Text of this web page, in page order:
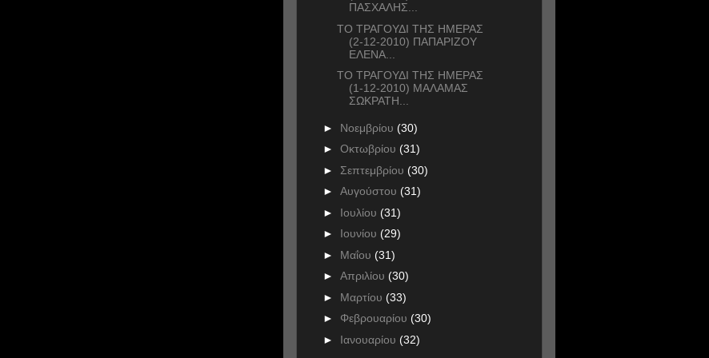
ΠΑΣΧΑΛΗΣ...
TO ΤΡΑΓΟΥΔΙ ΤΗΣ ΗΜΕΡΑΣ
(2-12-2010) ΠΑΠΑΡΙΖΟΥ
ΕΛΕΝΑ...
ΤΟ ΤΡΑΓΟΥΔΙ ΤΗΣ ΗΜΕΡΑΣ
(1-12-2010) ΜΑΛΑΜΑΣ
ΣΩΚΡΑΤΗ...
► Νοεμβρίου (30)
► Οκτωβρίου (31)
► Σεπτεμβρίου (30)
► Αυγούστου (31)
► Ιουλίου (31)
► Ιουνίου (29)
► Μαΐου (31)
► Απριλίου (30)
► Μαρτίου (33)
► Φεβρουαρίου (30)
► Ιανουαρίου (32)